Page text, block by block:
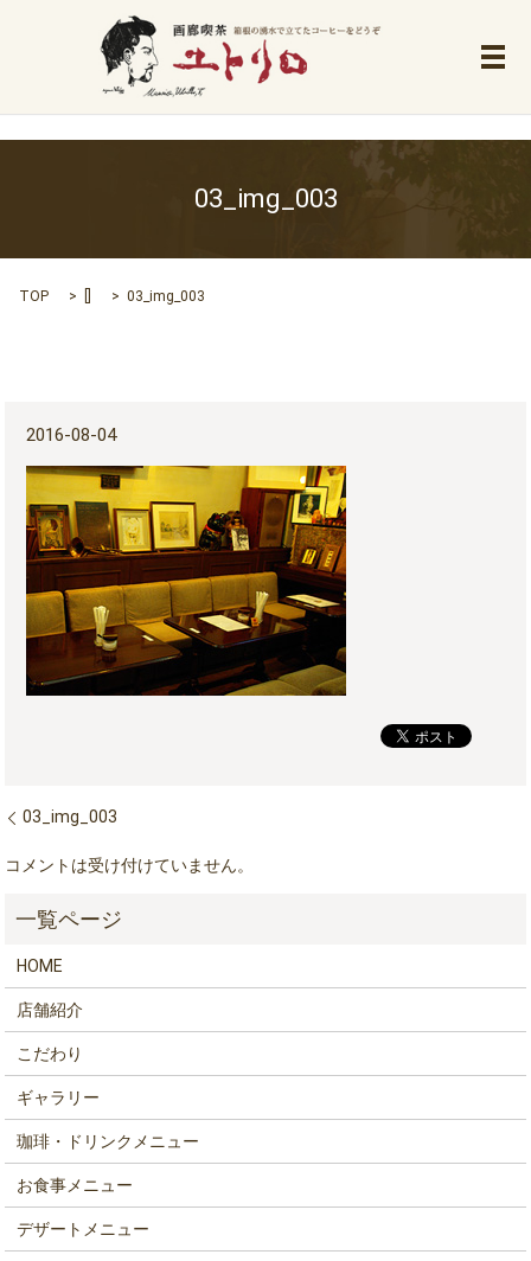
メ
03_img_003
TOP 03_img_003
2016-08-04
03_img_003
コメントは受け付けていません。
HOME
店舗紹介
こだわり
ギャラリー
珈琲・ドリンクメニュー
お食事メニュー
デザートメニュー